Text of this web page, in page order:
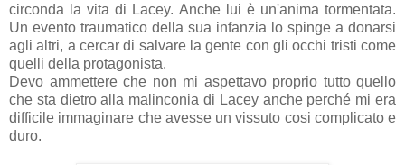
circonda la vita di Lacey. Anche lui è un'anima tormentata.
Un evento traumatico della sua infanzia lo spinge a donarsi
agli altri, a cercar di salvare la gente con gli occhi tristi come
quelli della protagonista.
Devo ammettere che non mi aspettavo proprio tutto quello
che sta dietro alla malinconia di Lacey anche perché mi era
difficile immaginare che avesse un vissuto cosi complicato e
duro.